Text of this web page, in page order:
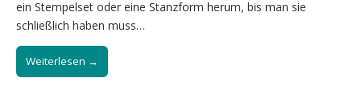
ein Stempelset oder eine Stanzform herum, bis man sie
schließlich haben muss…
Weiterlesen →